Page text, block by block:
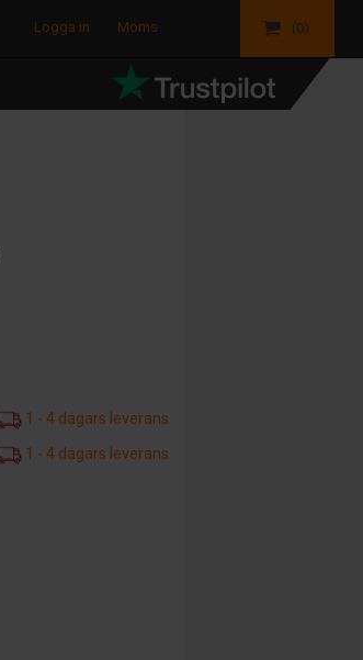
Logga in Moms (0)
1 - 4 dagars leverans
1 - 4 dagars leverans